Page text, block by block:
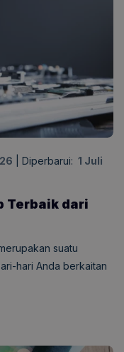
Diperbarui: 1 Juli
Terbaik dari
suatu
hari Anda berkaitan